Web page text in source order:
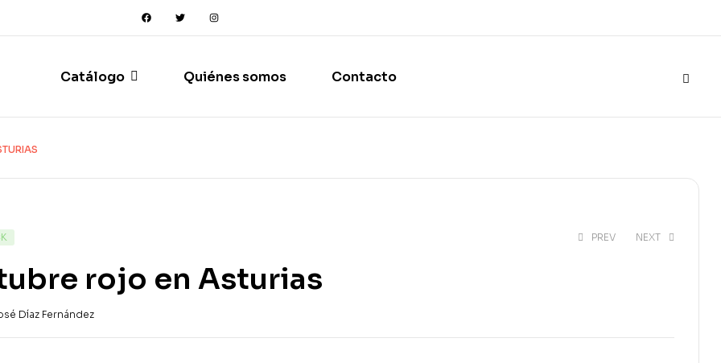
Catálogo Quiénes somos Contacto
PREV NEXT
rojo en Asturias
Díaz Fernández